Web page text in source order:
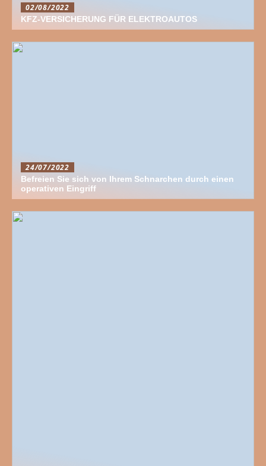
02/08/2022
KFZ-VERSICHERUNG FÜR ELEKTROAUTOS
24/07/2022
Befreien Sie sich von Ihrem Schnarchen durch einen
operativen Eingriff